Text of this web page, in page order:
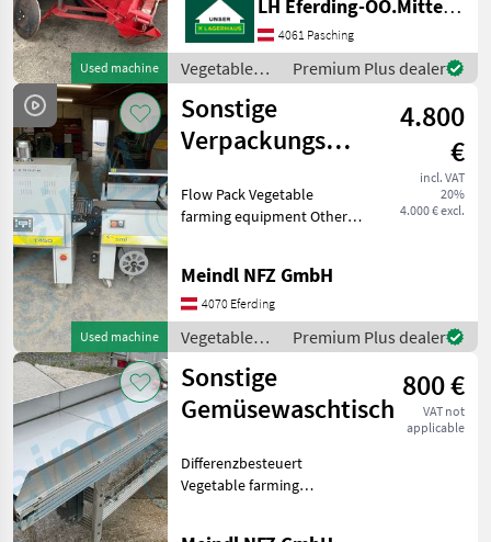
Vegetable sorting machines
19
Vegetable washers
12
BRANDS
KMK
Grimme
Sorpac
Kozina
Michalak
Bärtschi-
Fobro
KMK
Agro
Checchi
& Magli
Wallner
Used machine
Spurreißer Hydr.
Hohlscheiben für Dämme,
guter Zustand Vegetable
farming equipment Other
vegetable farmi
LH Eferding-OÖ.Mitte, Hörsching
4061 Pasching
Vegetable
farming
equipment /
Sonstige
Premium Plus dealer
Used machine
Sonstige
Verpackungs
4.800
€
incl. VAT
20%
4.000 € excl.
Flow Pack Vegetable
farming equipment Other
Meindl NFZ GmbH
4070 Eferding
Vegetable
farming
equipment /
Sonstige
Premium Plus dealer
Sonstige
Gemüsewaschtisch
800 €
VAT not
applicable
Differenzbesteuert
Vegetable farming